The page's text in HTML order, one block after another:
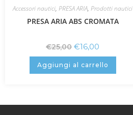
Accessori nautici, PRESA ARIA, Prodotti nautici
PRESA ARIA ABS CROMATA
€25,00 €16,00
Aggiungi al carrello